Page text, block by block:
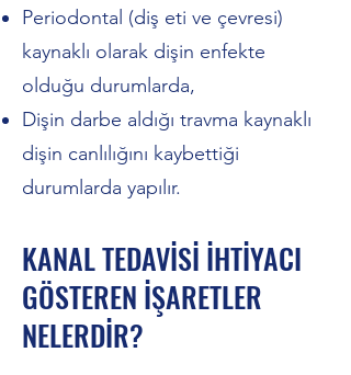
Periodontal (diş eti ve çevresi)
kaynaklı olarak dişin enfekte
olduğu durumlarda,
Dişin darbe aldığı travma kaynaklı
dişin canlılığını kaybettiği
durumlarda yapılır.
KANAL TEDAVİSİ İHTİYACI
GÖSTEREN İŞARETLER
NELERDİR?